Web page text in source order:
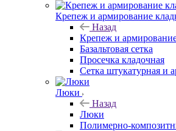
Крепеж и армирование
Назад
Крепеж и
Базальтовая сетка
Просечка кладочная
Сетка штукатурная и
Люки
Назад
Люки
Полимерно-